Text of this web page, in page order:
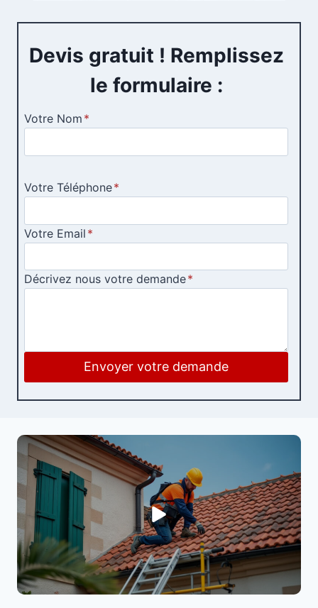
Devis gratuit ! Remplissez
le formulaire :
Votre Nom *
Votre Téléphone*
Votre Email *
Décrivez nous votre demande*
Envoyer votre demande